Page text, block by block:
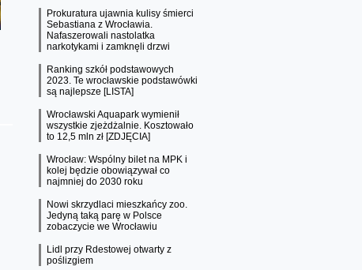
Prokuratura ujawnia kulisy śmierci
Sebastiana z Wrocławia.
Nafaszerowali nastolatka
narkotykami i zamknęli drzwi
Ranking szkół podstawowych
2023. Te wrocławskie podstawówki
są najlepsze [LISTA]
Wrocławski Aquapark wymienił
wszystkie zjeżdżalnie. Kosztowało
to 12,5 mln zł [ZDJĘCIA]
Wrocław: Wspólny bilet na MPK i
kolej będzie obowiązywał co
najmniej do 2030 roku
Nowi skrzydlaci mieszkańcy zoo.
Jedyną taką parę w Polsce
zobaczycie we Wrocławiu
Lidl przy Rdestowej otwarty z
poślizgiem